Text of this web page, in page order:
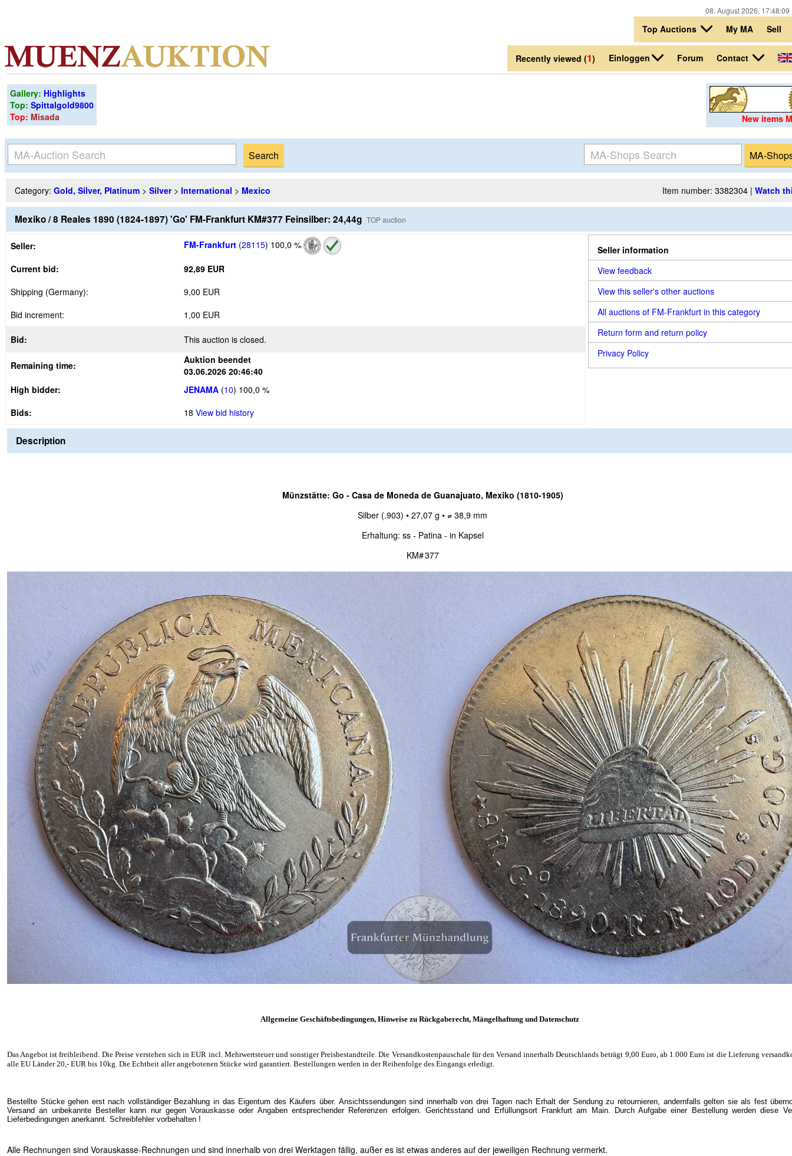
08. August 2026,
Top Auctions My MA Sell
Recently viewed (1) Einloggen Forum Contact
Gallery: Highlights
Top: Spittalgold9800
Top: Misada New items
Category: Gold, Silver, Platinum > Silver> International > Mexico Item number: 3382304 | Watch
Mexiko / 8 Reales 1890 (1824-1897) 'Go' FM-Frankfurt KM#377 Feinsilber: 24,44g TOP auction
Seller: FM-Frankfurt (28115) 100,0 %
Current bid:
92,89 EUR
Shipping (Germany):
9,00 EUR
Bid increment:
1,00 EUR
Bid: This auction is closed.
Remaining time:
Auktion beendet
03.06.2026 20:46:40
High bidder:
JENAMA (10) 100,0 %
Bids:
18 View bid history
Seller information
View feedback
View this seller's other auctions
All auctions of FM-Frankfurt in this category
Return form and return policy
Privacy Policy
Description
Münzstätte: Go - Casa de Moneda de Guanajuato, Mexiko (1810-1905)
Silber (.903) • 27,07 g • ⌀ 38,9 mm
Erhaltung: ss - Patina - in Kapsel
KM# 377
Allgemeine Geschäftsbedingungen, Hinweise zu Rückgaberecht, Mängelhaftung und Datenschutz
Das Angebot ist freibleibend. Die Preise verstehen sich in EUR incl. Mehrwertsteuer und sonstiger Preisbestandteile. Die Versandkostenpauschale für den Versand innerhalb Deutschlands beträgt 9,00 Euro, ab 1.000 Euro ist die Lieferung
alle EU Länder 20,- EUR bis 10kg. Die Echtheit aller angebotenen Stücke wird garantiert. Bestellungen werden in der Reihenfolge des Eingangs erledigt.
Bestellte Stücke gehen erst nach vollständiger Bezahlung in das Eigentum des Käufers über. Ansichtssendungen sind innerhalb von drei Tagen nach Erhalt der Sendung zu retournieren, andernfalls gelten sie als fest
Versand an unbekannte Besteller kann nur gegen Vorauskasse oder Angaben entsprechender Referenzen erfolgen. Gerichtsstand und Erfüllungsort Frankfurt am Main. Durch Aufgabe einer Bestellung werden diese
Lieferbedingungen anerkannt. Schreibfehler vorbehalten !
Alle Rechnungen sind Vorauskasse-Rechnungen und sind innerhalb von drei Werktagen fällig, außer es ist etwas anderes auf der jeweiligen Rechnung vermerkt.